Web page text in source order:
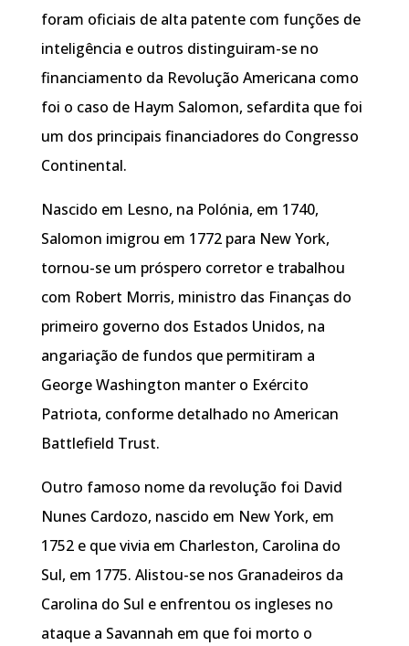
foram oficiais de alta patente com funções de
inteligência e outros distinguiram-se no
financiamento da Revolução Americana como
foi o caso de Haym Salomon, sefardita que foi
um dos principais financiadores do Congresso
Continental.
Nascido em Lesno, na Polónia, em 1740,
Salomon imigrou em 1772 para New York,
tornou-se um próspero corretor e trabalhou
com Robert Morris, ministro das Finanças do
primeiro governo dos Estados Unidos, na
angariação de fundos que permitiram a
George Washington manter o Exército
Patriota, conforme detalhado no American
Battlefield Trust.
Outro famoso nome da revolução foi David
Nunes Cardozo, nascido em New York, em
1752 e que vivia em Charleston, Carolina do
Sul, em 1775. Alistou-se nos Granadeiros da
Carolina do Sul e enfrentou os ingleses no
ataque a Savannah em que foi morto o